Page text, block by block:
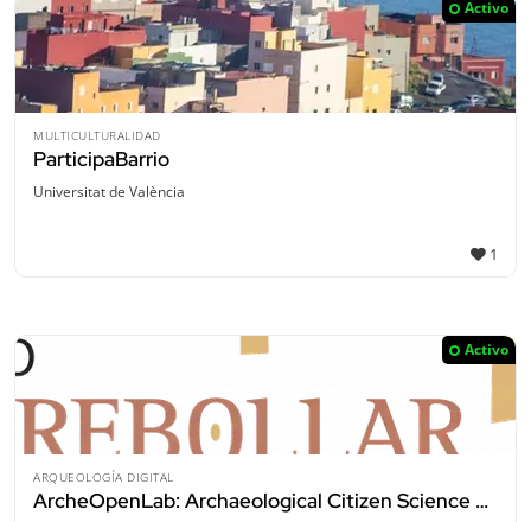
Activo
MULTICULTURALIDAD
ParticipaBarrio
Universitat de València
1
Activo
ARQUEOLOGÍA DIGITAL
ArcheOpenLab: Archaeological Citizen Science Project